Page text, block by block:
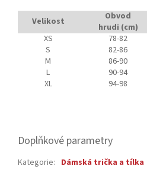
Velikost
Obvod
hrudi (cm)
XS
78-82
S
82-86
M
86-90
L
90-94
XL
94-98
Doplňkové parametry
Kategorie: Dámská trička a tílka